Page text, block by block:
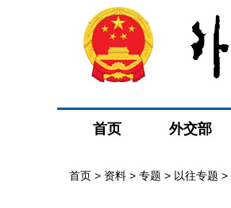
首页 外交部
首页 > 资料 > 专题 > 以往专题 >